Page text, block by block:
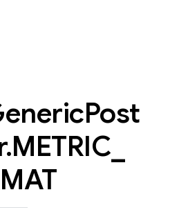
Post
.METRIC